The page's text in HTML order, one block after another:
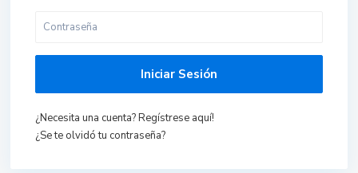
Iniciar Sesión
¿Necesita una cuenta? Regístrese aquí!
¿Se te olvidó tu contraseña?